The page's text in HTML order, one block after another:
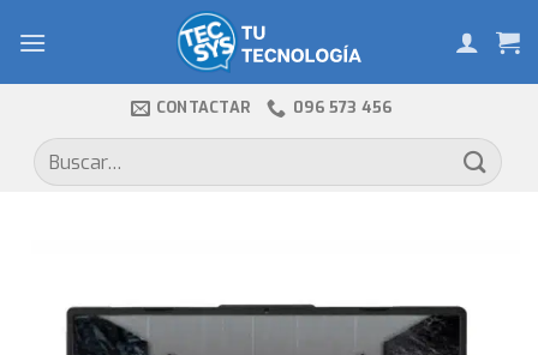
CONTACTAR 096 573 456
Buscar
por: